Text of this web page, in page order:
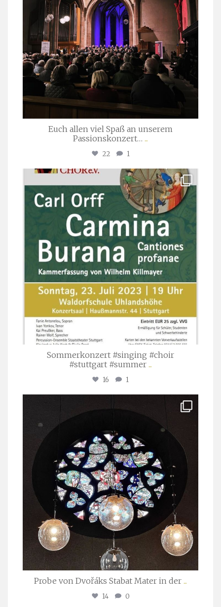
Euch allen viel Spaß an unserem
Passionskonzert… ...
22 1
stuttgarter_oratorienchor
Juli 22
Sommerkonzert #singing #choir
#stuttgart #summer ...
16 1
Apr. 1
Probe von Dvořáks Stabat Mater in der ...
14 0